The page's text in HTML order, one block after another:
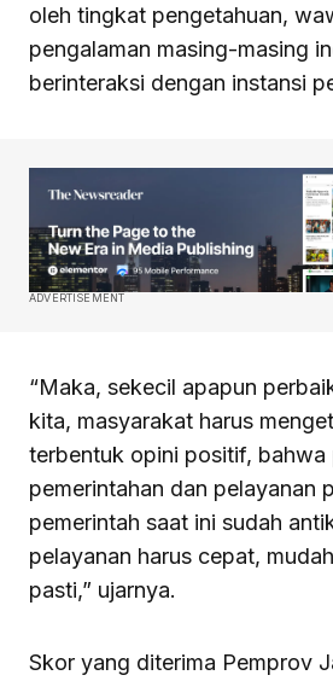
oleh tingkat pengetahuan,
pengalaman masing-masing
berinteraksi dengan instansi
ADVERTISEMENT
“Maka, sekecil apapun
kita, masyarakat harus
terbentuk opini positif, bahwa
pemerintahan dan pelayanan
pemerintah saat ini sudah
pelayanan harus cepat,
pasti,” ujarnya.
Skor yang diterima Pemprov